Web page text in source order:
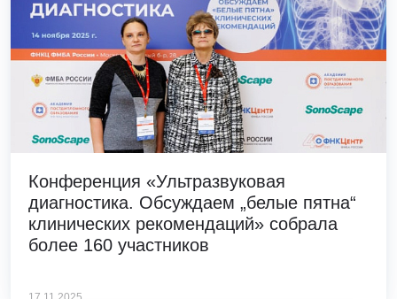
Конференция «Ультразвуковая
диагностика. Обсуждаем „белые пятна“
клинических рекомендаций» собрала
более 160 участников